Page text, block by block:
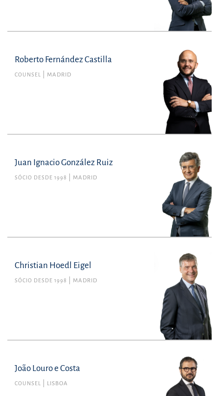
Roberto Fernández Castilla
COUNSEL MADRID
Juan Ignacio González Ruiz
SÓCIO DESDE 1998 MADRID
Christian Hoedl Eigel
SÓCIO DESDE 1998 MADRID
João Louro e Costa
COUNSEL LISBOA